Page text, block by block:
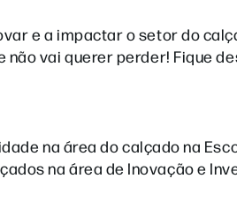
e a impactar o setor do
vai querer perder! Fique
na área do calçado na
na área de Inovação e